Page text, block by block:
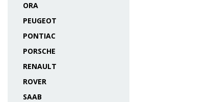
ORA
PEUGEOT
PONTIAC
PORSCHE
RENAULT
ROVER
SAAB